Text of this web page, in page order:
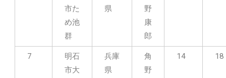
市た
め池
群
県
野
康
郎
7
明石
市大
兵庫
県
角
野
14 18